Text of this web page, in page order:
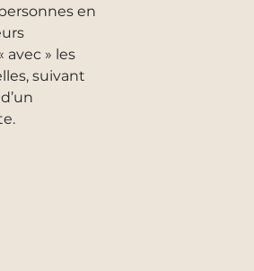
en
avec » les
suivant